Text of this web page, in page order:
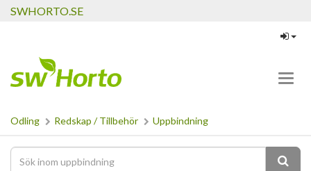
SWHORTO.SE
Odling Redskap / Tillbehör Uppbindning